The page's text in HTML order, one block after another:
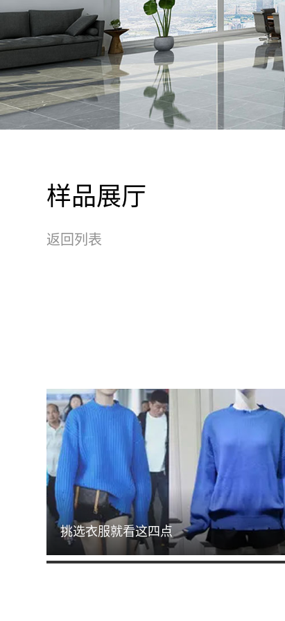
样品展厅
返回列表
挑选衣服就看这四点